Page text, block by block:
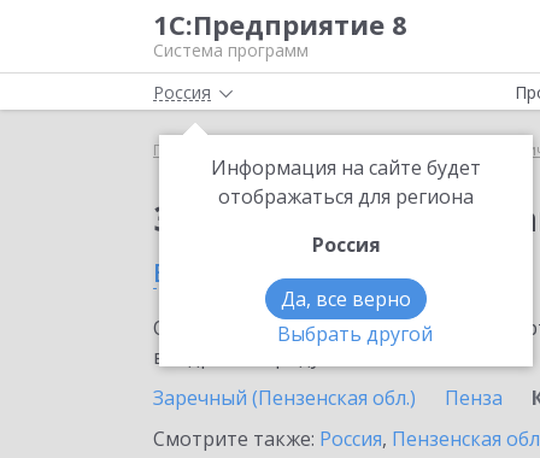
1С:Предприятие 8
Система программ
Россия
Информация на сайте будет
отображаться для региона
Россия
Да, все верно
Выбрать другой
Главная 1С:Распознавание
Заказать
в Кузнецком
Ознакомьтесь с информационными
внедрение продукта.
Заречный (Пензенская обл.)
Пенза
Смотрите также: Россия, Пензенская